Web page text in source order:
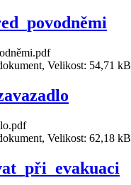
Velikost: 54,71 kB
Velikost: 62,18 kB